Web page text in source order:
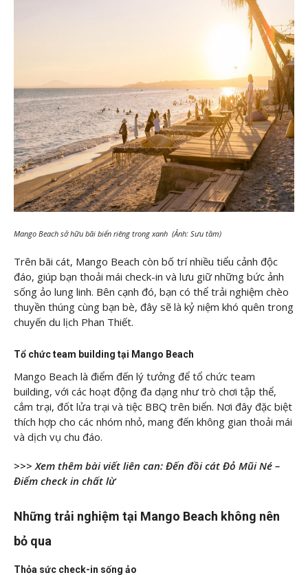
Mango Beach sở hữu bãi biển riêng trong xanh (Ảnh: Sưu tầm)
Trên bãi cát, Mango Beach còn bố trí nhiều tiểu cảnh độc
đáo, giúp bạn thoải mái check-in và lưu giữ những bức ảnh
sống ảo lung linh. Bên cạnh đó, bạn có thể trải nghiệm chèo
thuyền thúng cùng bạn bè, đây sẽ là kỷ niệm khó quên trong
chuyến du lịch Phan Thiết.
Tổ chức team building tại Mango Beach
Mango Beach là điểm đến lý tưởng để tổ chức team
building, với các hoạt động đa dạng như trò chơi tập thể,
cắm trại, đốt lửa trại và tiệc BBQ trên biển. Nơi đây đặc biệt
thích hợp cho các nhóm nhỏ, mang đến không gian thoải mái
và dịch vụ chu đáo.
>>> Xem thêm bài viết liên can: Đến đồi cát Đỏ Mũi Né –
Điểm check in chất lừ
Những trải nghiệm tại Mango Beach không nên
bỏ qua
Thỏa sức check-in sống ảo